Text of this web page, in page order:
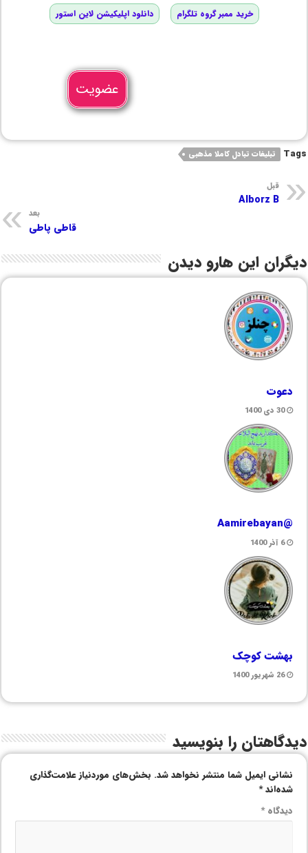
خرید ممبر گروه تلگرام دانلود اپلیکیشن لاین استور
عضویت
Tags تبلیغات تبادل کاملا مذهبی
قبل
Alborz B
بعد
قاطی پاطی
دیگران این هارو دیدن
دعوت
30 دی 1400
@Aamirebayan
6 آذر 1400
بهشت کوچک
26 شهریور 1400
دیدگاهتان را بنویسید
نشانی ایمیل شما منتشر نخواهد شد. بخش‌های موردنیاز علامت‌گذاری
شده‌اند*
دیدگاه*